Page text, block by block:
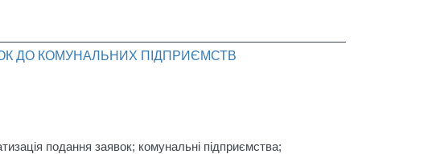
ДО КОМУНАЛЬНИХ ПІДПРИЄМСТВ
подання заявок; комунальні підприємства;